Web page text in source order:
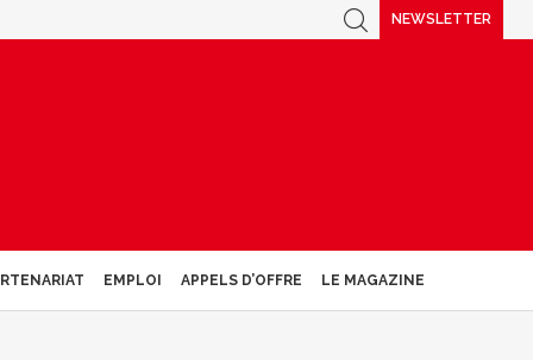
NEWSLETTER
EMPLOI APPELS D’OFFRE LE MAGAZINE